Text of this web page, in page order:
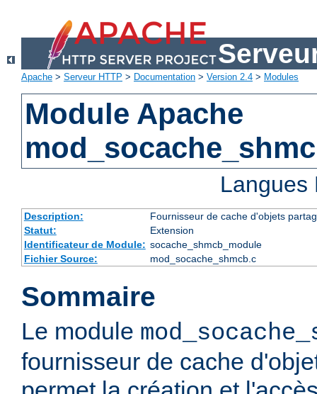
Apache > Serveur HTTP > Documentation > Version 2.4 > Modules
Module Apache
Description:
Fournisseur de cache d'objets
Statut:
Extension
Identificateur de Module: socache_shmcb_module
Fichier Source:
mod_socache_shmcb.c
Sommaire
Le module
fournisseur de cache